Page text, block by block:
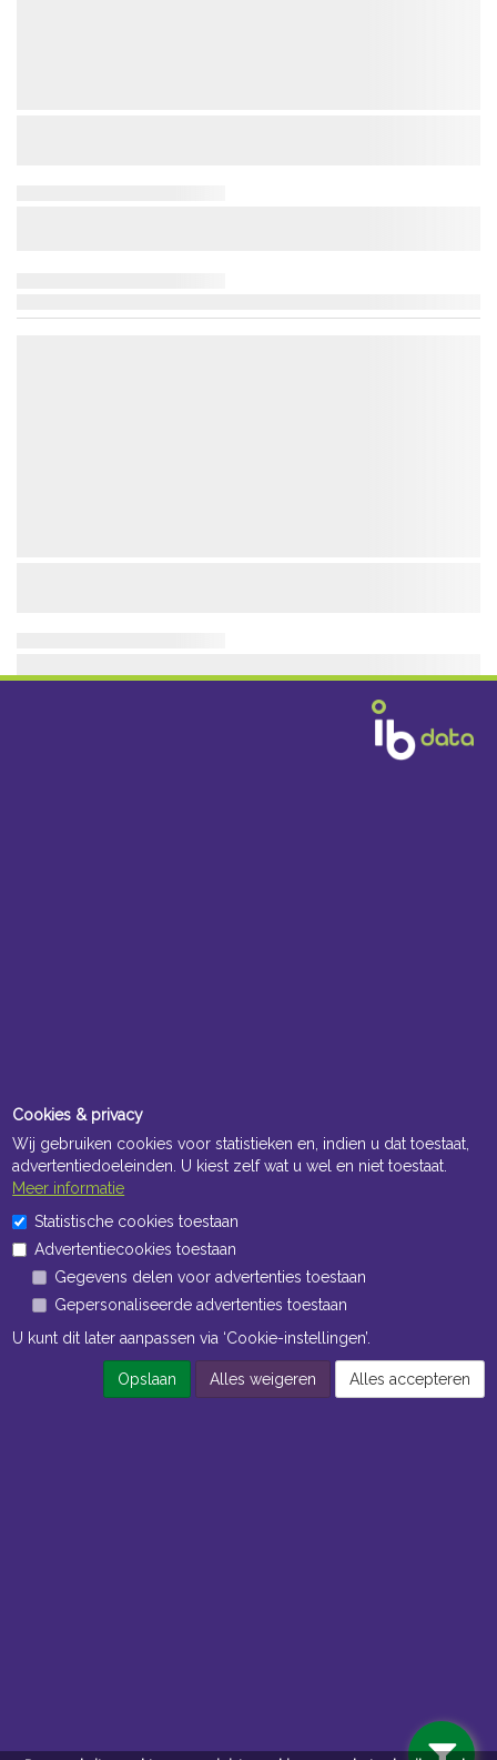
Cookies & privacy
Wij gebruiken cookies voor statistieken en, indien u dat toestaat,
advertentiedoeleinden. U kiest zelf wat u wel en niet toestaat.
Meer informatie
Statistische cookies toestaan
Advertentiecookies toestaan
Gegevens delen voor advertenties toestaan
Gepersonaliseerde advertenties toestaan
U kunt dit later aanpassen via ‘Cookie-instellingen’.
Opslaan Alles weigeren Alles accepteren